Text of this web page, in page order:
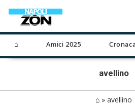
⌂ Amici 2025
avellino
⌂ » avellino